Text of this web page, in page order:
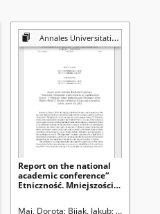
naczelny
Annales Universitatis Mariae Curie-Skłodowska. Sectio K, Politologia
Report on the national
academic conference“
Etniczność. Mniejszości i
Maj, Dorota Bijak, Jakub